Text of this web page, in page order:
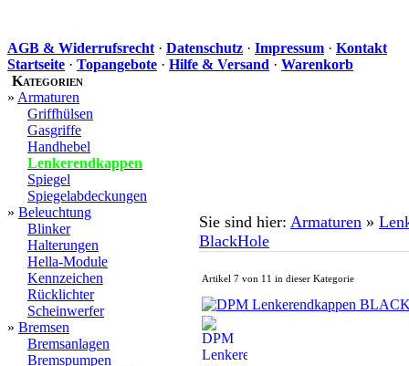
AGB & Widerrufsrecht · Datenschutz · Impressum · Kontakt
Startseite · Topangebote · Hilfe & Versand · Warenkorb
Kategorien
» Armaturen
Griffhülsen
Gasgriffe
Handhebel
Lenkerendkappen
Spiegel
Spiegelabdeckungen
» Beleuchtung
Blinker
Halterungen
Hella-Module
Kennzeichen
Rücklichter
Scheinwerfer
» Bremsen
Bremsanlagen
Bremspumpen
Sie sind hier: Armaturen »
BlackHole
Artikel 7 von 11 in dieser Kategorie